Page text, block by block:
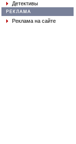
Детективы
Реклама на сайте